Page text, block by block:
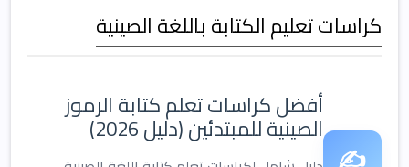
كراسات تعليم الكتابة باللغة الصينية
أفضل كراسات تعلم كتابة الرموز
الصينية للمبتدئين (دليل 2026)